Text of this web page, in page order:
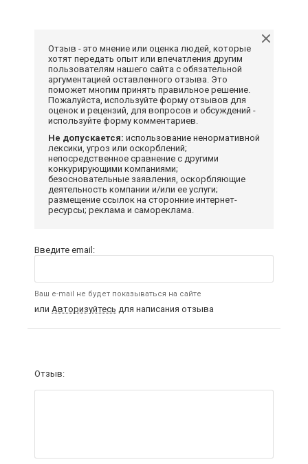
Отзыв - это мнение или оценка людей, которые
хотят передать опыт или впечатления другим
пользователям нашего сайта с обязательной
аргументацией оставленного отзыва. Это
поможет многим принять правильное решение.
Пожалуйста, используйте форму отзывов для
оценок и рецензий, для вопросов и обсуждений -
используйте форму комментариев.
Не допускается: использование ненормативной
лексики, угроз или оскорблений;
непосредственное сравнение с другими
конкурирующими компаниями;
безосновательные заявления, оскорбляющие
деятельность компании и/или ее услуги;
размещение ссылок на сторонние интернет-
ресурсы; реклама и самореклама.
Введите email:
Ваш e-mail не будет показываться на сайте
или Авторизуйтесь для написания отзыва
Отзыв: